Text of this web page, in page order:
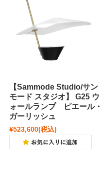
【Sammode Studio/サン
モード スタジオ】 G25 ウ
ォールランプ ピエール・
ガーリッシュ
¥523,600(税込)